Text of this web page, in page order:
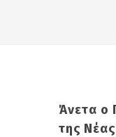
Άνετα ο
της